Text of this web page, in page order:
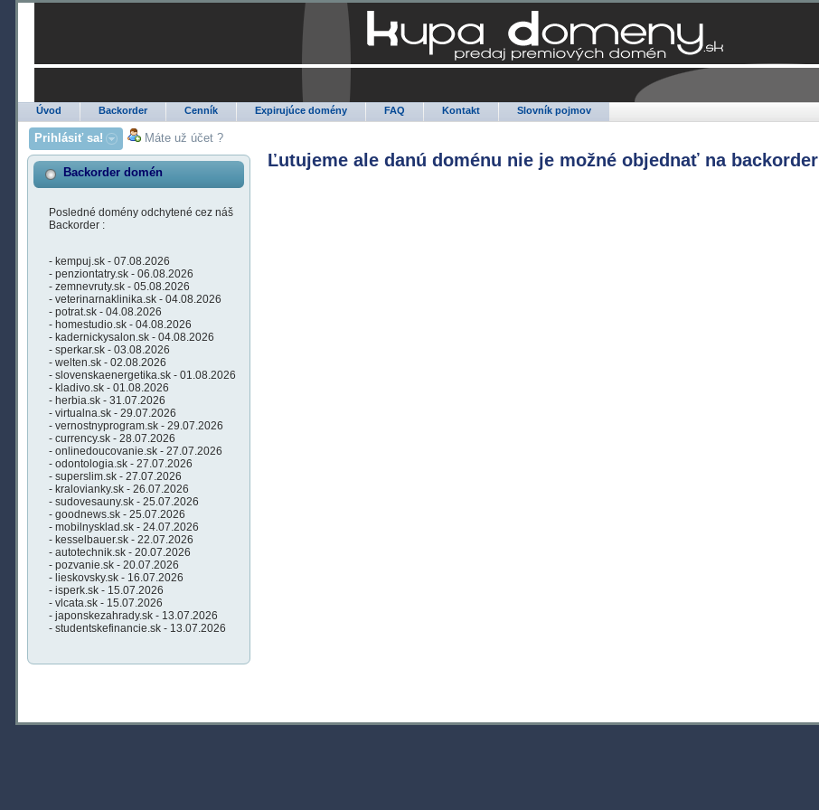
Úvod Backorder Cenník Expirujúce domény FAQ Kontakt Slovník pojmov
Prihlásiť sa! Máte už účet ?
Backorder domén
Posledné domény odchytené cez náš
Backorder :
- kempuj.sk - 07.08.2026
- penziontatry.sk - 06.08.2026
- zemnevruty.sk - 05.08.2026
- veterinarnaklinika.sk - 04.08.2026
- potrat.sk - 04.08.2026
- homestudio.sk - 04.08.2026
- kadernickysalon.sk - 04.08.2026
- sperkar.sk - 03.08.2026
- welten.sk - 02.08.2026
- slovenskaenergetika.sk - 01.08.2026
- kladivo.sk - 01.08.2026
- herbia.sk - 31.07.2026
- virtualna.sk - 29.07.2026
- vernostnyprogram.sk - 29.07.2026
- currency.sk - 28.07.2026
- onlinedoucovanie.sk - 27.07.2026
- odontologia.sk - 27.07.2026
- superslim.sk - 27.07.2026
- kralovianky.sk - 26.07.2026
- sudovesauny.sk - 25.07.2026
- goodnews.sk - 25.07.2026
- mobilnysklad.sk - 24.07.2026
- kesselbauer.sk - 22.07.2026
- autotechnik.sk - 20.07.2026
- pozvanie.sk - 20.07.2026
- lieskovsky.sk - 16.07.2026
- isperk.sk - 15.07.2026
- vlcata.sk - 15.07.2026
- japonskezahrady.sk - 13.07.2026
- studentskefinancie.sk - 13.07.2026
Ľutujeme ale danú doménu nie je možné objednať na backorder